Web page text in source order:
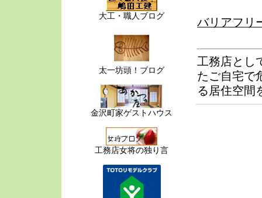
大工・職人ブログ
太一坊頭！ブログ
金沢町家ゲストハウス
工務店女将の独り言
バリアフリ
工務店とし
たご自宅で
る居住空間